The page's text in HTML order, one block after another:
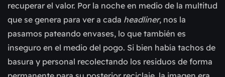
recuperar el valor. Por la noche en medio de la multitud
que se genera para ver a cada headliner, nos la
pasamos pateando envases, lo que también es
inseguro en el medio del pogo. Si bien había tachos de
basura y personal recolectando los residuos de forma